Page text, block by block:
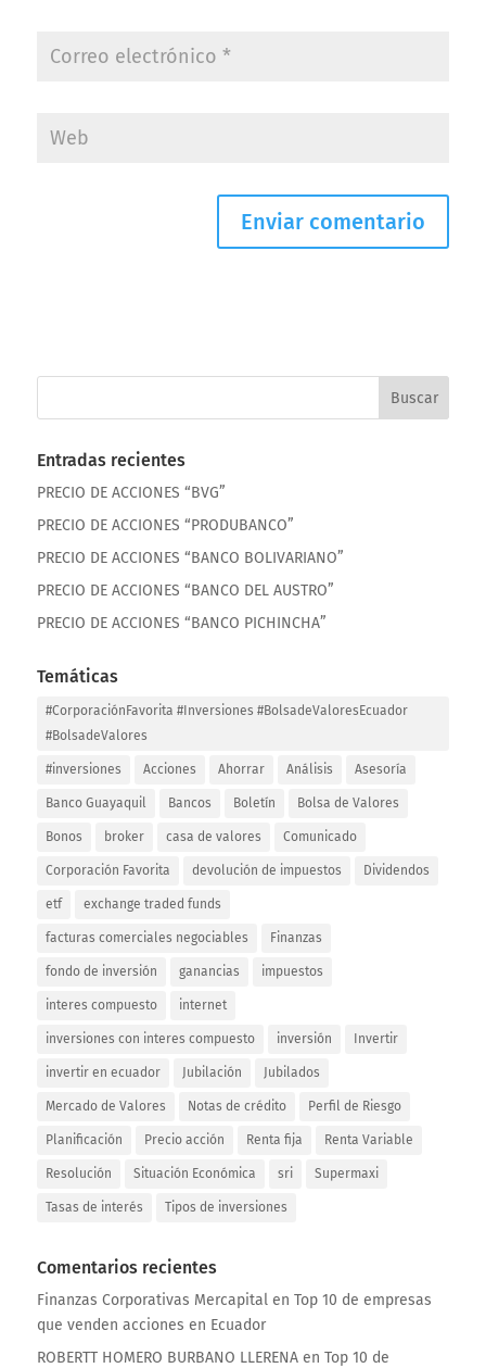
Entradas recientes
PRECIO DE ACCIONES “BVG”
PRECIO DE ACCIONES “PRODUBANCO”
PRECIO DE ACCIONES “BANCO BOLIVARIANO”
PRECIO DE ACCIONES “BANCO DEL AUSTRO”
PRECIO DE ACCIONES “BANCO PICHINCHA”
Temáticas
#CorporaciónFavorita #Inversiones #BolsadeValoresEcuador
#BolsadeValores
#inversiones Acciones Ahorrar Análisis Asesoría
Banco Guayaquil Bancos Boletín Bolsa de Valores
Bonos broker casa de valores Comunicado
Corporación Favorita devolución de impuestos Dividendos
etf exchange traded funds
facturas comerciales negociables Finanzas
fondo de inversión ganancias impuestos
interes compuesto internet
inversiones con interes compuesto inversión Invertir
invertir en ecuador Jubilación Jubilados
Mercado de Valores Notas de crédito Perfil de Riesgo
Planificación Precio acción Renta fija Renta Variable
Resolución Situación Económica sri Supermaxi
Tasas de interés Tipos de inversiones
Comentarios recientes
Finanzas Corporativas Mercapitalen Top 10 de empresas
que venden acciones en Ecuador
ROBERTT HOMERO BURBANO LLERENAen Top 10 de